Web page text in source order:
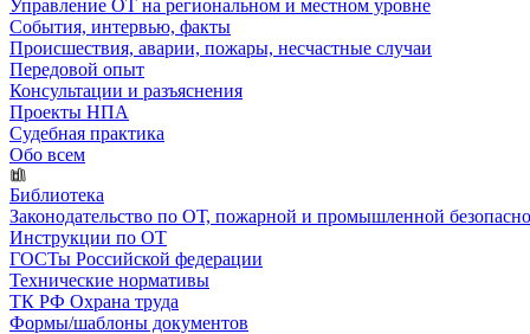
Управление ОТ на региональном и местном уровне
События, интервью, факты
Происшествия, аварии, пожары, несчастные случаи
Передовой опыт
Консультации и разъяснения
Проекты НПА
Судебная практика
Обо всем
Библиотека
Законодательство по ОТ, пожарной и промышленной
Инструкции по ОТ
ГОСТы Российской федерации
Технические нормативы
ТК РФ Охрана труда
Формы/шаблоны документов